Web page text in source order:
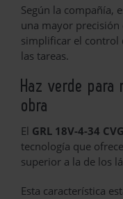
Según la compañía,
una mayor precisión
simplificar el control
las tareas.
Haz verde para
obra
El GRL 18V-4-34 CVG
tecnología que
superior a la de los
Esta característica